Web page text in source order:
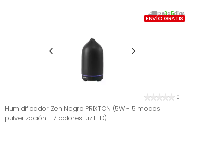
De3a5días
ENVÍO GRATIS
0
Humidificador Zen Negro PRIXTON (5W - 5 modos
pulverización - 7 colores luz LED)